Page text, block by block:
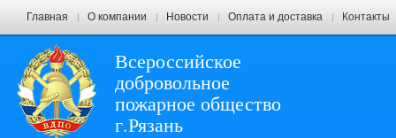
Главная О компании Новости Оплата и доставка Контакты
Всероссийское
добровольное
пожарное общество
г.Рязань